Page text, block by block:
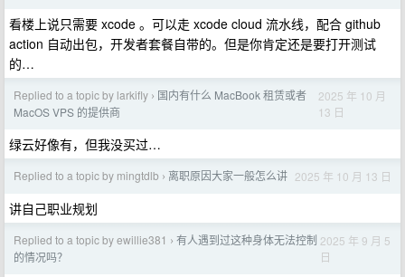
看楼上说只需要 xcode 。可以走 xcode cloud 流水线，配合 github
action 自动出包，开发者套餐自带的。但是你肯定还是要打开测试
的…
Replied to a topic by larkifly › 国内有什么 MacBook 租赁或者
MacOS VPS 的提供商
2025 年 10 月
13 日
绿云好像有，但我没买过…
Replied to a topic by mingtdlb › 离职原因大家一般怎么讲 2025 年 10 月 13 日
讲自己职业规划
Replied to a topic by ewillie381 › 有人遇到过这种身体无法控制
的情况吗？
2025 年 9 月 5
日